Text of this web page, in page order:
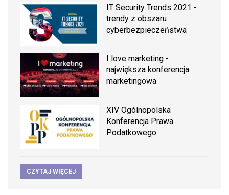
IT Security Trends 2021 -
trendy z obszaru
cyberbezpieczeństwa
I love marketing -
największa konferencja
marketingowa
XIV Ogólnopolska
Konferencja Prawa
Podatkowego
CZYTAJ WIĘCEJ